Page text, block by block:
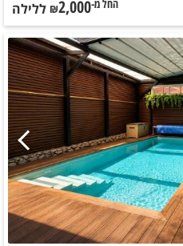
החל מ-₪2,000 ללילה